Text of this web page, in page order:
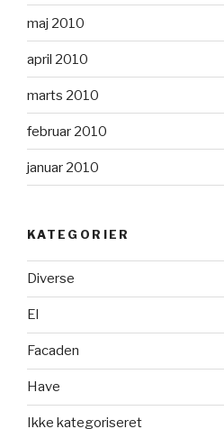
maj 2010
april 2010
marts 2010
februar 2010
januar 2010
KATEGORIER
Diverse
El
Facaden
Have
Ikke kategoriseret